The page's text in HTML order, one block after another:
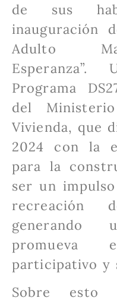
de sus
inauguración
Adulto
Programa
del
Vivienda, que
2024 con la
para la
ser un
recreación
generando
promueva
participativo y
Sobre esto